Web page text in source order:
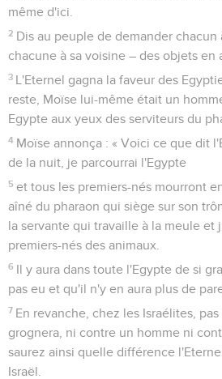
même d'ici.
2 Dis au peuple de demander chacun
chacune à sa voisine – des objets en
3 L'Eternel gagna la faveur des
reste, Moïse lui-même était un
Egypte aux yeux des serviteurs du
4 Moïse annonça : « Voici ce que dit
de la nuit, je parcourrai l'Egypte
5 et tous les premiers-nés mourront
aîné du pharaon qui siège sur son
la servante qui travaille à la meule et
premiers-nés des animaux.
6 Il y aura dans toute l'Egypte de si
pas eu et qu'il n'y en aura plus de
7 En revanche, chez les Israélites,
grognera, ni contre un homme ni
saurez ainsi quelle différence
Israël.